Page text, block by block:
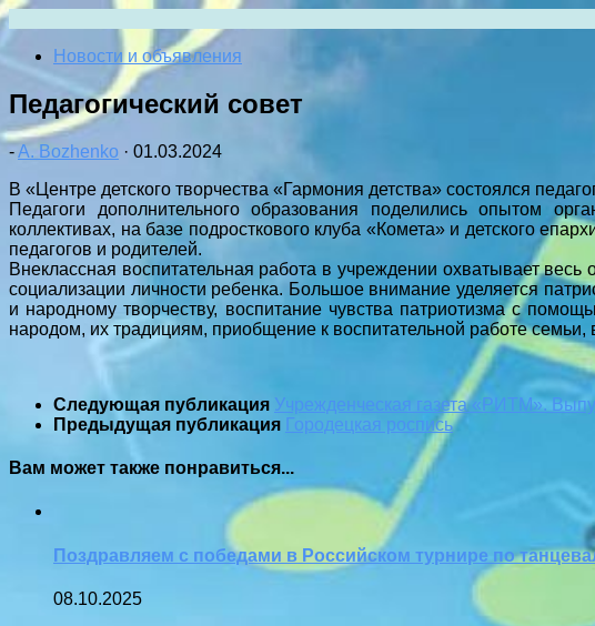
Перейти
содержимому
Новости и объявления
Педагогический совет
-A. Bozhenko · 01.03.2024
В «Центре детского творчества «Гармония детства» состоялся
Педагоги дополнительного образования поделились опытом
коллективах, на базе подросткового клуба «Комета» и детского
педагогов и родителей.
Внеклассная воспитательная работа в учреждении охватывает
социализации личности ребенка. Большое внимание уделяется
и народному творчеству, воспитание чувства патриотизма с
народом, их традициям, приобщение к воспитательной работе
Следующая публикация Учрежденческая газета «РИТМ».
Предыдущая публикация Городецкая роспись
Вам может также понравиться...
Поздравляем с победами в Российском турнире по
08.10.2025